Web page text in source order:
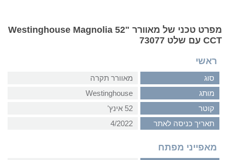
מפרט טכני של מאוורר Westinghouse Magnolia 52"
CCT עם שלט 73077
ראשי
סוג
מאוורר תקרה
מותג
Westinghouse
קוטר
52 אינץ'
תאריך כניסה לאתר
4/2022
מאפייני מפתח